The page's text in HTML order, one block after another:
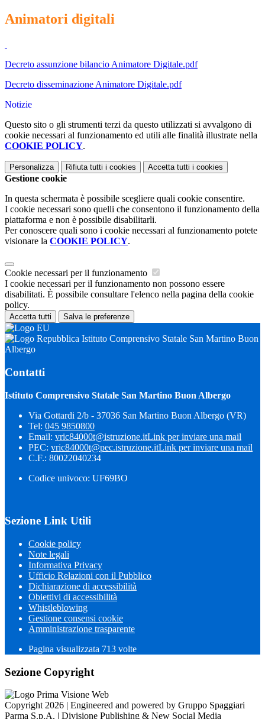
Animatori digitali
Decreto assunzione bilancio Animatore Digitale.pdf
Decreto disseminazione Animatore Digitale.pdf
Notizie
Questo sito o gli strumenti terzi da questo utilizzati si avvalgono di
cookie necessari al funzionamento ed utili alle finalità illustrate nella
COOKIE POLICY.
Personalizza Rifiuta tutti i cookies Accetta tutti i cookies
Gestione cookie
In questa schermata è possibile scegliere quali cookie consentire.
I cookie necessari sono quelli che consentono il funzionamento della
piattaforma e non è possibile disabilitarli.
Per conoscere quali sono i cookie necessari al funzionamento potete
visionare la COOKIE POLICY.
Cookie necessari per il funzionamento
I cookie necessari per il funzionamento non possono essere
disabilitati. È possibile consultare l'elenco nella pagina della cookie
policy.
Accetta tutti Salva le preferenze
Istituto Comprensivo Statale San Martino Buon
Albergo
Contatti
Istituto Comprensivo Statale San Martino Buon Albergo
Via Gottardi 2/b - 37036 San Martino Buon Albergo (VR)
Tel: 045 9850800
Email: vric84000t@istruzione.itLink per inviare una mail
PEC: vric84000t@pec.istruzione.itLink per inviare una mail
C.F.: 80022040234
Codice univoco: UF69BO
Sezione Link Utili
Cookie policy
Note legali
Informativa Privacy
Ufficio Relazioni con il Pubblico
Dichiarazione di accessibilità
Obiettivi di accessibilità
Whistleblowing
Gestione consensi cookie
Amministrazione trasparente
Pagina visualizzata 713 volte
Sezione Copyright
Copyright 2026 | Engineered and powered by Gruppo Spaggiari
Parma S.p.A. | Divisione Publishing & New Social Media